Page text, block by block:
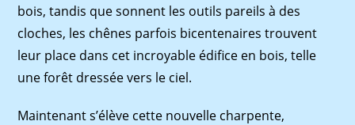
bois, tandis que sonnent les outils pareils à des
cloches, les chênes parfois bicentenaires trouvent
leur place dans cet incroyable édifice en bois, telle
une forêt dressée vers le ciel.
Maintenant s’élève cette nouvelle charpente,